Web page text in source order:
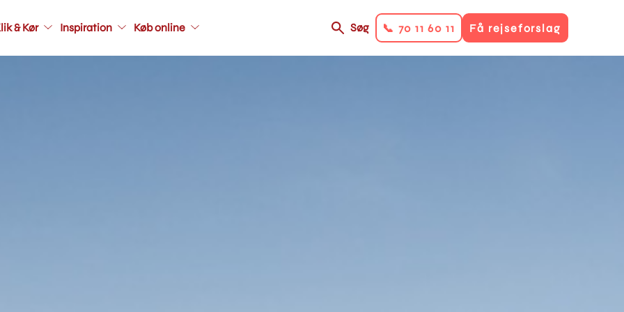
& Kør Inspiration Køb online
secondary
Søg 📞 70 11 60 11 Få rejseforslag